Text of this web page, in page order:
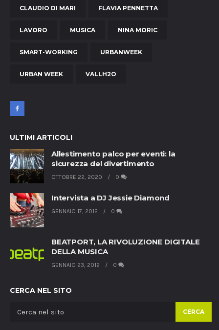
CLAUDIO DI MARI FLAVIA PENNETTA
LAVORO MUSICA NINA MORIC
SMART-WORKING URBANWEEK
URBAN WEEK VALLH2O
ULTIMI ARTICOLI
Allestimento palco per eventi: la
sicurezza del divertimento
OTTOBRE 22, 2020 0
Intervista a DJ Jessie Diamond
GENNAIO 17, 2012 0
BEATPORT, LA RIVOLUZIONE DIGITALE
DELLA MUSICA
GENNAIO 23, 2012 0
CERCA NEL SITO
CERCA